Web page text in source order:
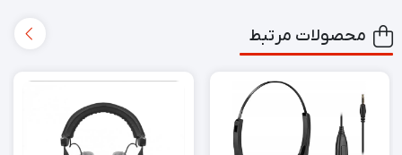
محصولات مرتبط